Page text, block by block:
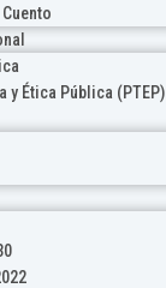
y Ética Pública (PTEP)